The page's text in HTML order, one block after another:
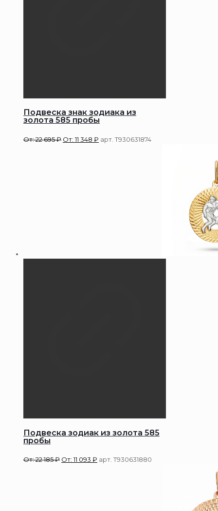
Подвеска знак зодиака из
золота 585 пробы
От:22 695₽ От:11 348 ₽ арт. Т930631874
Подвеска зодиак из золота 585
пробы
От:22 185₽ От:11 093 ₽ арт. Т930631880